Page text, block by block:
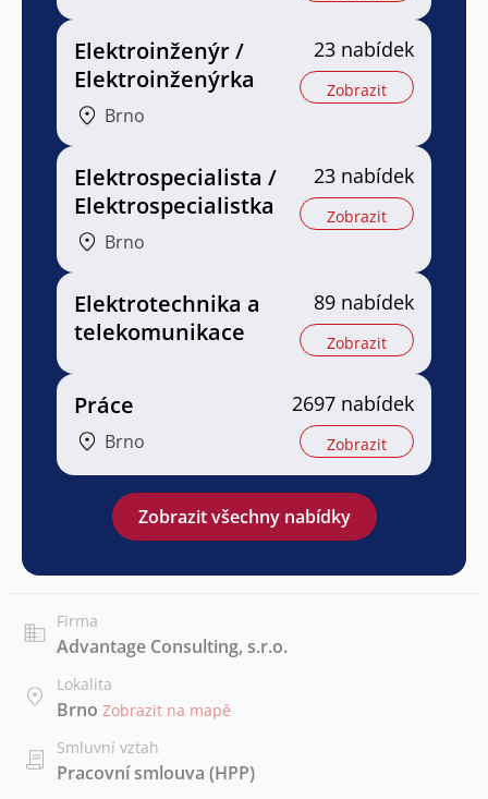
Elektroinženýr /
Elektroinženýrka
Brno
23 nabídek
Zobrazit
Elektrospecialista /
Elektrospecialistka
Brno
23 nabídek
Zobrazit
Elektrotechnika a
telekomunikace
89 nabídek
Zobrazit
Práce
Brno
2697 nabídek
Zobrazit
Zobrazit všechny nabídky
Firma
Advantage Consulting, s.r.o.
Lokalita
Brno Zobrazit na mapě
Smluvní vztah
Pracovní smlouva (HPP)